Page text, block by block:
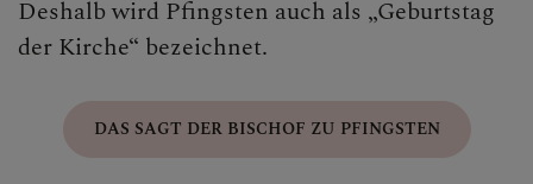
Pfingsten
Maria Himmelfahrt
Allerheiligen/Allerseelen
Deshalb wird Pfingsten auch als „Geburtstag
der Kirche“ bezeichnet.
DAS SAGT DER BISCHOF ZU PFINGSTEN